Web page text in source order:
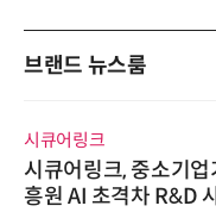
브랜드 뉴스룸
시큐어링크
시큐어링크, 중소기
흥원 AI 초격차 R&D